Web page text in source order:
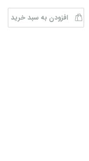
افزودن به سبد خرید